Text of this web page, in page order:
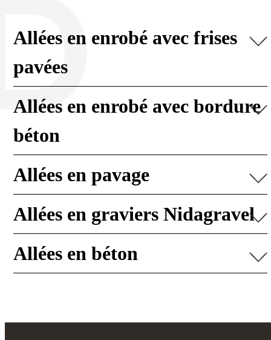
Allées en enrobé avec frises
pavées
Allées en enrobé avec bordure
béton
Allées en pavage
Allées en graviers Nidagravel
Allées en béton